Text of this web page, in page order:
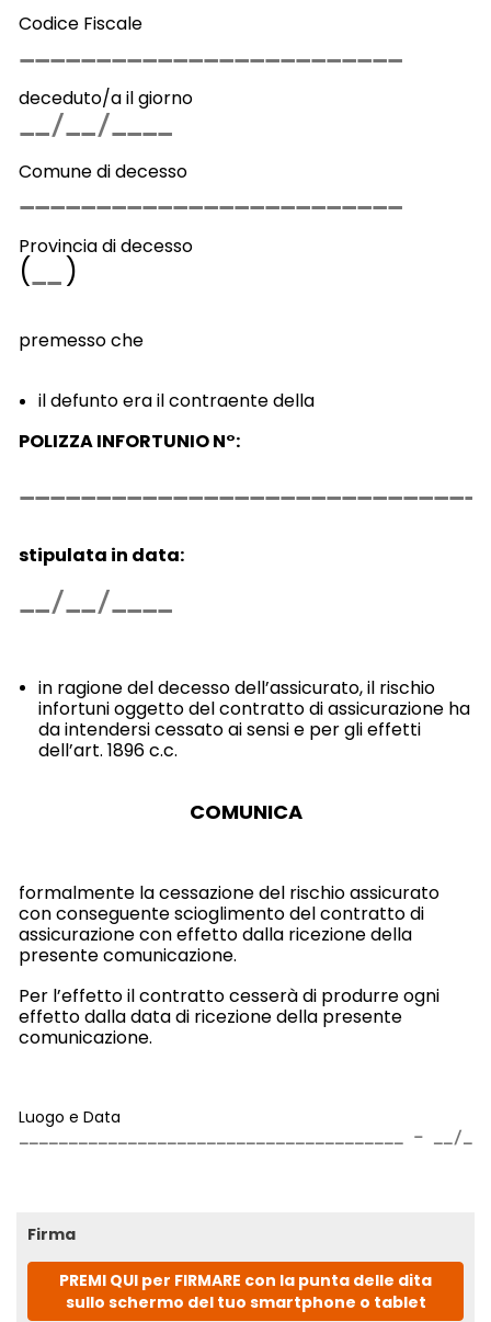
Codice Fiscale
deceduto/a il giorno
Comune di decesso
Provincia di decesso
( )
premesso che
il defunto era il contraente della
POLIZZA INFORTUNIO N°:
stipulata in data:
in ragione del decesso dell’assicurato, il rischio
infortuni oggetto del contratto di assicurazione ha
da intendersi cessato ai sensi e per gli effetti
dell’art. 1896 c.c.
COMUNICA
formalmente la cessazione del rischio assicurato
con conseguente scioglimento del contratto di
assicurazione con effetto dalla ricezione della
presente comunicazione.
Per l’effetto il contratto cesserà di produrre ogni
effetto dalla data di ricezione della presente
comunicazione.
Luogo e Data
Firma
PREMI QUI per FIRMARE con la punta delle dita
sullo schermo del tuo smartphone o tablet